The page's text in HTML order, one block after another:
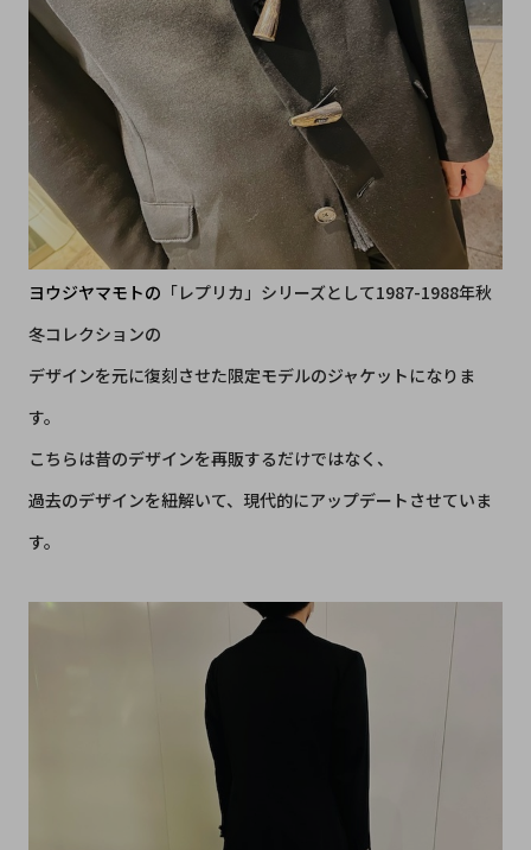
ヨウジヤマモトの 「レプリカ」シリーズとして1987-1988年秋
冬コレクションの
デザインを元に復刻させた限定モデルのジャケットになりま
す。
こちらは昔のデザインを再販するだけではなく、
過去のデザインを紐解いて、現代的にアップデートさせていま
す。